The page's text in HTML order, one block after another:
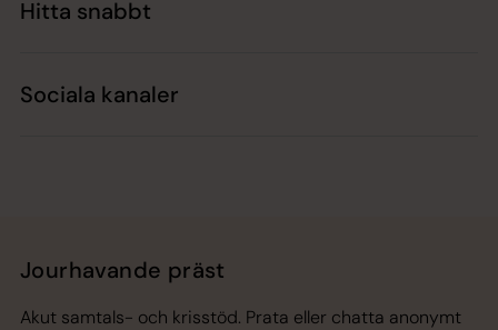
Hitta snabbt
Sociala kanaler
Jourhavande präst
Akut samtals- och krisstöd. Prata eller chatta anonymt